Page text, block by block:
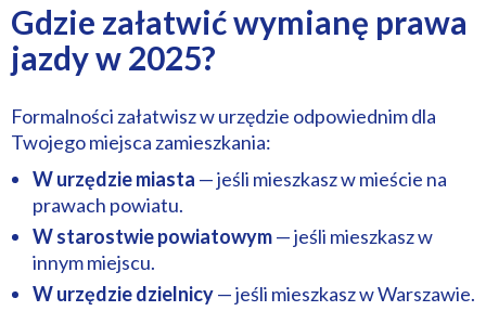
Gdzie załatwić wymianę prawa
jazdy w 2025?
Formalności załatwisz w urzędzie odpowiednim dla
Twojego miejsca zamieszkania:
W urzędzie miasta — jeśli mieszkasz w mieście na
prawach powiatu.
W starostwie powiatowym— jeśli mieszkasz w
innym miejscu.
W urzędzie dzielnicy— jeśli mieszkasz w Warszawie.